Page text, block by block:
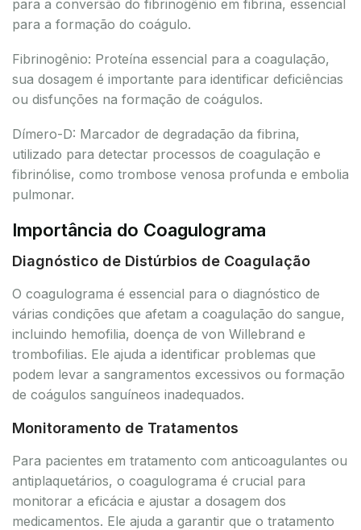
para a conversão do fibrinogênio em fibrina, essencial
para a formação do coágulo.
Fibrinogênio: Proteína essencial para a coagulação,
sua dosagem é importante para identificar deficiências
ou disfunções na formação de coágulos.
Dímero-D: Marcador de degradação da fibrina,
utilizado para detectar processos de coagulação e
fibrinólise, como trombose venosa profunda e embolia
pulmonar.
Importância do Coagulograma
Diagnóstico de Distúrbios de Coagulação
O coagulograma é essencial para o diagnóstico de
várias condições que afetam a coagulação do sangue,
incluindo hemofilia, doença de von Willebrand e
trombofilias. Ele ajuda a identificar problemas que
podem levar a sangramentos excessivos ou formação
de coágulos sanguíneos inadequados.
Monitoramento de Tratamentos
Para pacientes em tratamento com anticoagulantes ou
antiplaquetários, o coagulograma é crucial para
monitorar a eficácia e ajustar a dosagem dos
medicamentos. Ele ajuda a garantir que o tratamento